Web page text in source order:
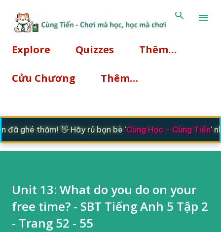
Chuyển đến nội dung
Explore Quizzes Thêm…
Cửu Chương Thêm…
ghé thăm! 👋 Hãy rủ bạn bè 'Cùng Học - Cùng Tiến'
Unit 13: What do you do on your
free time? - SBT Tiếng Anh 5 Tập 2
- Trang 52 - 55